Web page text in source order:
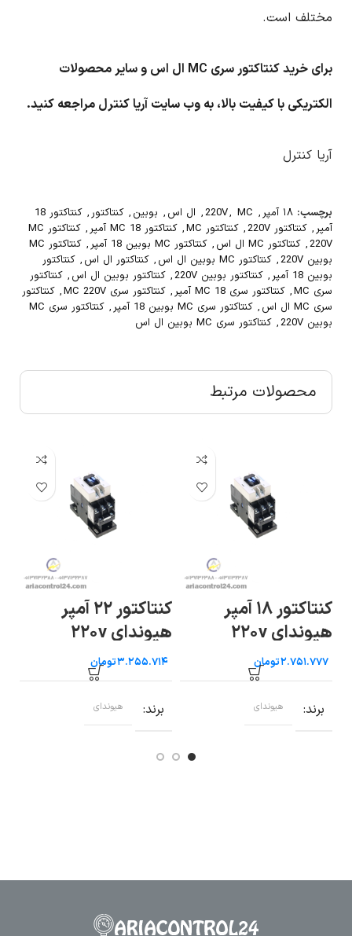
مختلف است.
برای خرید کنتاکتور سری MC ال اس و سایر محصولات
الکتریکی با کیفیت بالا، به وب سایت آریا کنترل مراجعه کنید.
آریا کنترل
برچسب: ۱۸ آمپر ,
220V, MC
, ال اس , بوبین , کنتاکتور,
کنتاکتور 18
آمپر, کنتاکتور 220V , کنتاکتور MC , کنتاکتور MC 18 آمپر ,
کنتاکتور MC
220V
, کنتاکتور MC ال اس , کنتاکتور MC بوبین 18 آمپر ,
کنتاکتور MC
بوبین 220V
, کنتاکتور MC بوبین ال اس , کنتاکتور ال اس , کنتاکتور
بوبین 18 آمپر
, کنتاکتور بوبین 220V , کنتاکتور بوبین ال اس , کنتاکتور
سری MC
, کنتاکتور سری MC 18 آمپر , کنتاکتور سری MC 220V , کنتاکتور
سری MC ال اس
, کنتاکتور سری MC بوبین 18 آمپر ,
کنتاکتور سری MC
بوبین 220V
, کنتاکتور سری MC بوبین ال اس
محصولات مرتبط
کنتاکتور ۱۸ آمپر
هیوندای ۲۲۰v
تومان
برند هیوندای
کنتاکتور ۲۲ آمپر
هیوندای ۲۲۰v
تومان
برند هیوندای